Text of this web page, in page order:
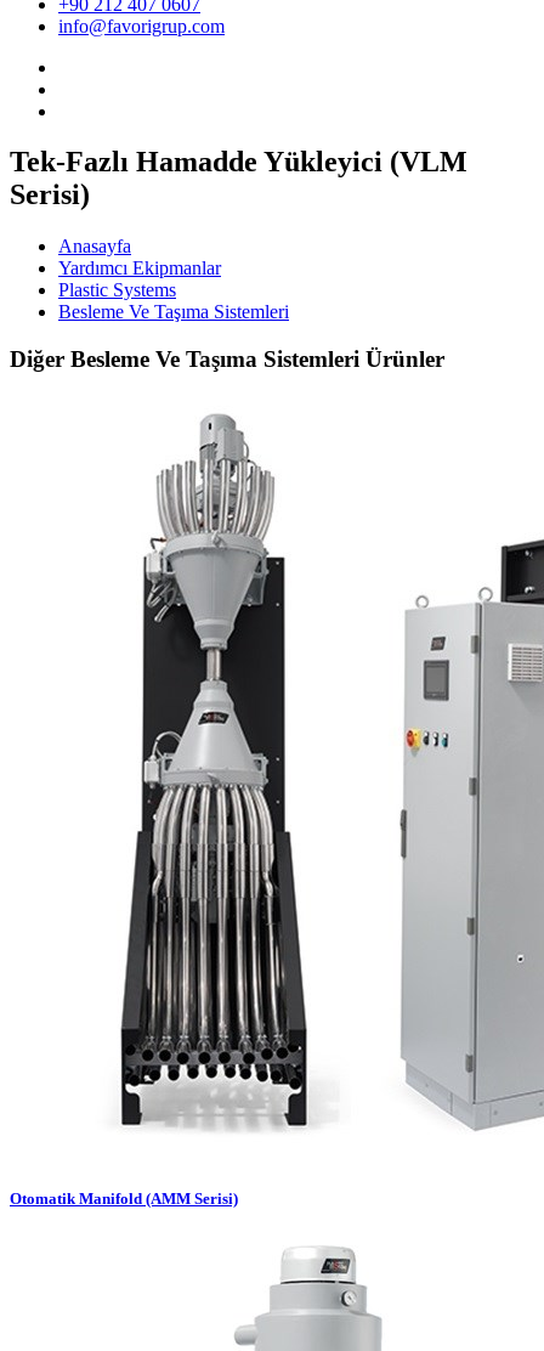
info@favorigrup.com
Tek-Fazlı Hamadde Yükleyici (VLM
Serisi)
Anasayfa
Yardımcı Ekipmanlar
Plastic Systems
Besleme Ve Taşıma Sistemleri
Diğer Besleme Ve Taşıma Sistemleri Ürünler
Otomatik Manifold (AMM Serisi)